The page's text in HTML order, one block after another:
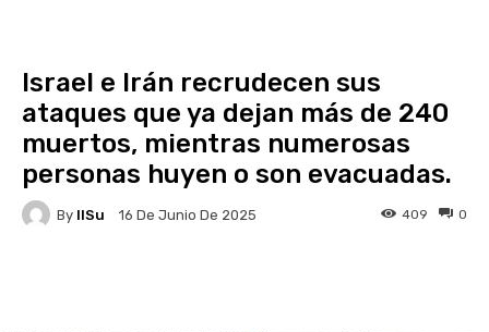
Israel e Irán recrudecen sus
ataques que ya dejan más de 240
muertos, mientras numerosas
personas huyen o son evacuadas.
By IlSu 16 De Junio De 2025 0
409